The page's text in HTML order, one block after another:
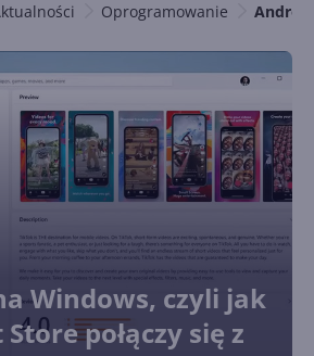
Oprogramowanie
Windows, czyli jak
połączy się z